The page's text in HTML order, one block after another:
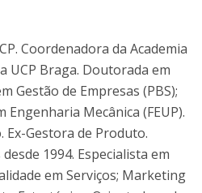
Coordenadora da Academia
UCP Braga. Doutorada em
Gestão de Empresas (PBS);
Engenharia Mecânica (FEUP).
Ex-Gestora de Produto.
1994. Especialista em
em Serviços; Marketing